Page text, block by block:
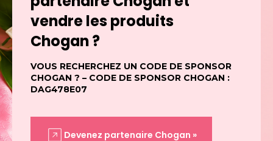
vendre les produits
Chogan ?
VOUS RECHERCHEZ UN CODE DE SPONSOR
CHOGAN ? – CODE DE SPONSOR CHOGAN :
DAG478E07
Devenez partenaire Chogan »